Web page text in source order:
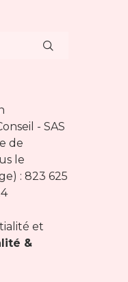
- SAS
de
le
: 823 625
et
&